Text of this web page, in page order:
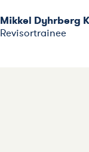
Mikkel Dyhrberg
Revisortrainee